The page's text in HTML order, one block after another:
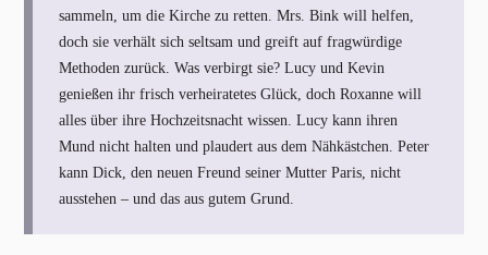
sammeln, um die Kirche zu retten. Mrs. Bink will helfen,
doch sie verhält sich seltsam und greift auf fragwürdige
Methoden zurück. Was verbirgt sie? Lucy und Kevin
genießen ihr frisch verheiratetes Glück, doch Roxanne will
alles über ihre Hochzeitsnacht wissen. Lucy kann ihren
Mund nicht halten und plaudert aus dem Nähkästchen. Peter
kann Dick, den neuen Freund seiner Mutter Paris, nicht
ausstehen – und das aus gutem Grund.